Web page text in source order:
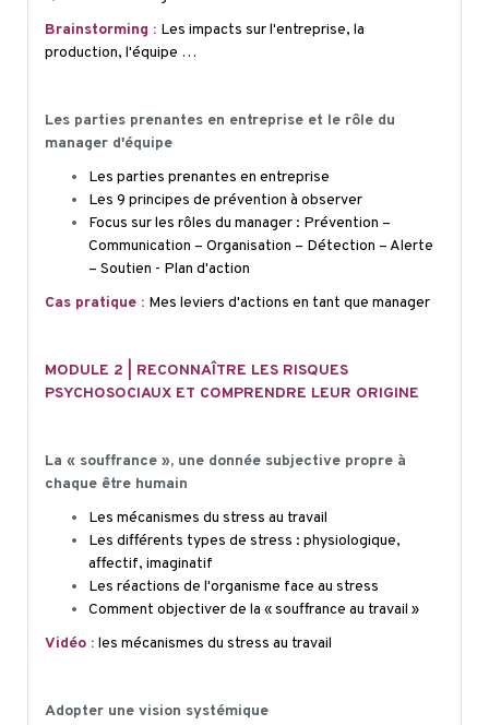
Brainstorming : Les impacts sur l'entreprise, la
production, l'équipe …
Les parties prenantes en entreprise et le rôle du
manager d'équipe
Les parties prenantes en entreprise
Les 9 principes de prévention à observer
Focus sur les rôles du manager : Prévention –
Communication – Organisation – Détection – Alerte
– Soutien - Plan d'action
Cas pratique : Mes leviers d'actions en tant que manager
MODULE 2 | RECONNAÎTRE LES RISQUES
PSYCHOSOCIAUX ET COMPRENDRE LEUR ORIGINE
La « souffrance », une donnée subjective propre à
chaque être humain
Les mécanismes du stress au travail
Les différents types de stress : physiologique,
affectif, imaginatif
Les réactions de l'organisme face au stress
Comment objectiver de la « souffrance au travail »
Vidéo : les mécanismes du stress au travail
Adopter une vision systémique